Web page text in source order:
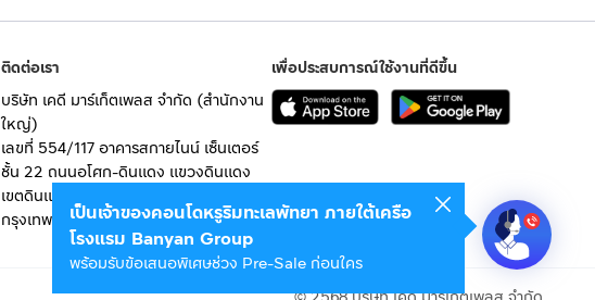
ติดต่อเรา
บริษัท เคดี มาร์เก็ตเพลส จำกัด (สำนักงาน
ใหญ่)
เลขที่ 554/117 อาคารสกายไนน์ เซ็นเตอร์
ชั้น 22 ถนนอโศก-ดินแดง แขวงดินแดง
เขตดินแดง
กรุงเทพมหานคร 10400
เพื่อประสบการณ์ใช้งานที่ดีขึ้น
เป็นเจ้าของคอนโดหรูริมทะเลพัทยา ภายใต้เครือ
โรงแรม Banyan Group
พร้อมรับข้อเสนอพิเศษช่วง Pre-Sale ก่อนใคร